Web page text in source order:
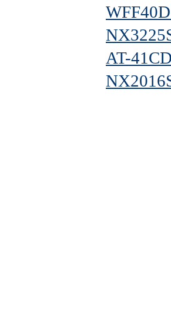
AT-